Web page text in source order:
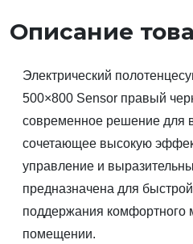
Описание
Электрический
500×800 Sensor правый
современное решение для
сочетающее высокую
управление и
предназначена для
поддержания комфортного
помещении.